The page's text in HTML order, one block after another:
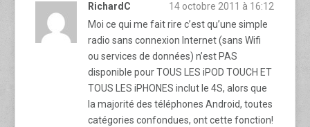
RichardC
14 octobre 2011 à 16:12
Moi ce qui me fait rire c’est qu’une simple
radio sans connexion Internet (sans Wifi
ou services de données) n’est PAS
disponible pour TOUS LES iPOD TOUCH ET
TOUS LES iPHONES inclut le 4S, alors que
la majorité des téléphones Android, toutes
catégories confondues, ont cette fonction!